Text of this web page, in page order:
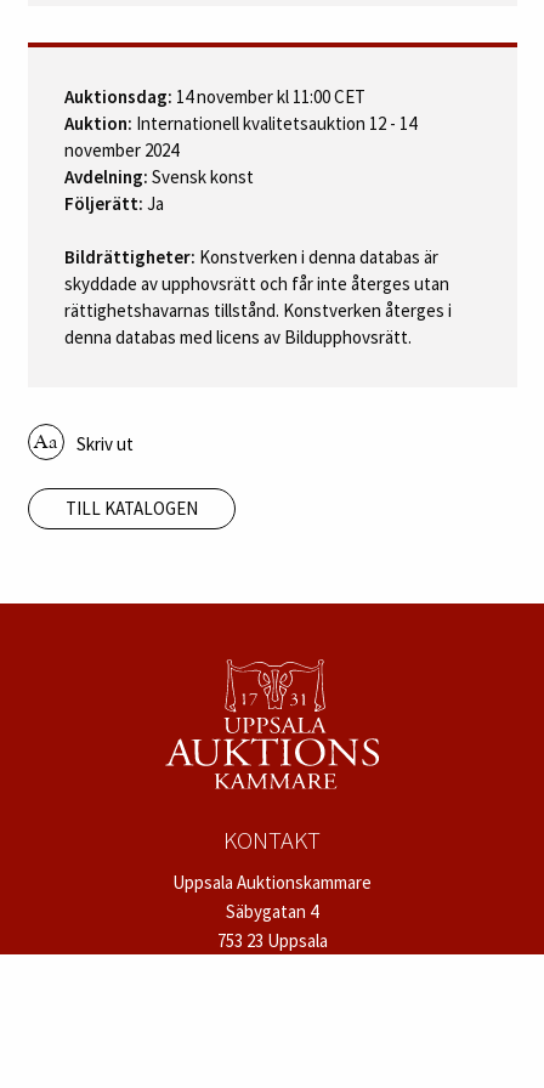
Auktionsdag: 14 november kl 11:00 CET
Auktion: Internationell kvalitetsauktion 12 - 14
november 2024
Avdelning: Svensk konst
Följerätt: Ja
Bildrättigheter: Konstverken i denna databas är
skyddade av upphovsrätt och får inte återges utan
rättighetshavarnas tillstånd. Konstverken återges i
denna databas med licens av Bildupphovsrätt.
Skriv ut
TILL KATALOGEN
KONTAKT
Uppsala Auktionskammare
Säbygatan 4
753 23 Uppsala